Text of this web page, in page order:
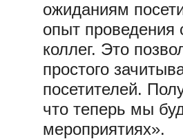
ожиданиям
опыт
коллег. Это
простого
посетителей.
что теперь мы
мероприятиях».